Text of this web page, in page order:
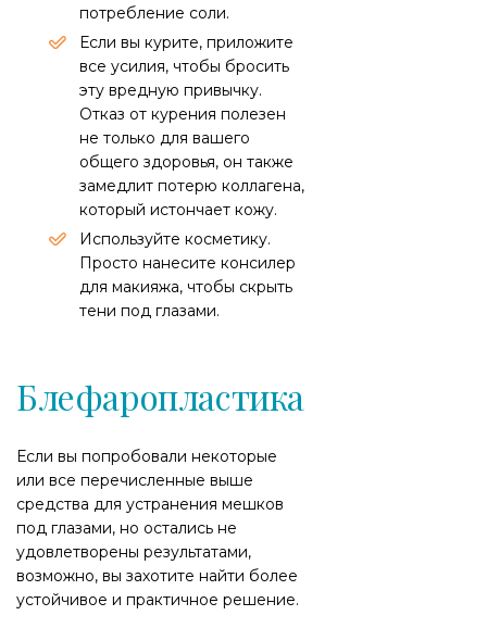
потребление соли.
Если вы курите, приложите
все усилия, чтобы бросить
эту вредную привычку.
Отказ от курения полезен
не только для вашего
общего здоровья, он также
замедлит потерю коллагена,
который истончает кожу.
Используйте косметику.
Просто нанесите консилер
для макияжа, чтобы скрыть
тени под глазами.
Блефаропластика
Если вы попробовали некоторые
или все перечисленные выше
средства для устранения мешков
под глазами, но остались не
удовлетворены результатами,
возможно, вы захотите найти более
устойчивое и практичное решение.